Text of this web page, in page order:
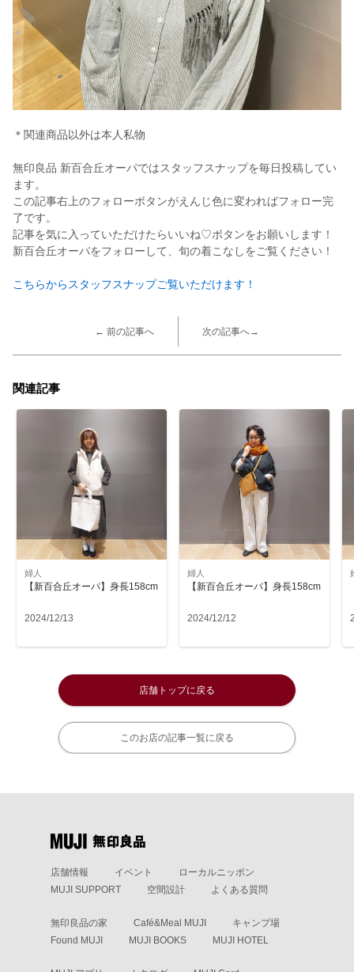
＊関連商品以外は本人私物
無印良品 新百合丘オーパではスタッフスナップを毎日投稿してい
ます。
この記事右上のフォローボタンがえんじ色に変わればフォロー完
了です。
記事を気に入っていただけたらいいね♡ボタンをお願いします！
新百合丘オーパをフォローして、旬の着こなしをご覧ください！
こちらからスタッフスナップご覧いただけます！
← 前の記事へ 次の記事へ→
関連記事
婦人
【新百合丘オーパ】身長158cm
2024/12/13
婦人
【新百合丘オーパ】身長158cm
2024/12/12
店舗トップに戻る
このお店の記事一覧に戻る
店舗情報 イベント
ローカルニッポン
MUJI SUPPORT
空間設計 よくある質問
無印良品の家 Café&Meal MUJI
キャンプ場
Found MUJI
MUJI BOOKS MUJI HOTEL